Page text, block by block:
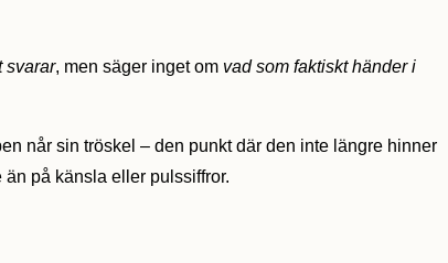
svarar, men säger inget om vad som faktiskt händer i
når sin tröskel – den punkt där den inte längre hinner
på känsla eller pulssiffror.